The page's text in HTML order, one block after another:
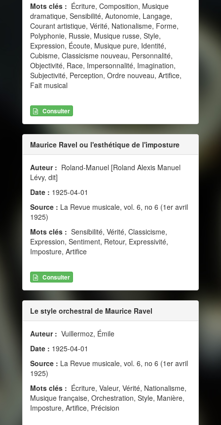
Mots clés : Écriture, Composition, Musique
dramatique, Sensibilité, Autonomie, Langage,
Courant artistique, Vérité, Nationalisme, Forme,
Polyphonie, Russie, Musique russe, Style,
Expression, Écoute, Musique pure, Identité,
Cubisme, Classicisme nouveau, Personnalité,
Objectivité, Race, Impersonnalité, Imagination,
Subjectivité, Perception, Ordre nouveau, Artifice,
Fait musical
Consulter
Maurice Ravel ou l'esthétique de l'imposture
Auteur : Roland-Manuel [Roland Alexis Manuel
Lévy, dit]
Date : 1925-04-01
Source : La Revue musicale, vol. 6, no 6 (1er avril
1925)
Mots clés : Sensibilité, Vérité, Classicisme,
Expression, Sentiment, Retour, Expressivité,
Imposture, Artifice
Consulter
Le style orchestral de Maurice Ravel
Auteur : Vuillermoz, Émile
Date : 1925-04-01
Source : La Revue musicale, vol. 6, no 6 (1er avril
1925)
Mots clés : Écriture, Valeur, Vérité, Nationalisme,
Musique française, Orchestration, Style, Manière,
Imposture, Artifice, Précision